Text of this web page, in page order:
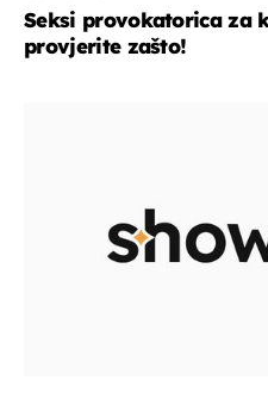
Seksi provokatorica za
provjerite zašto!